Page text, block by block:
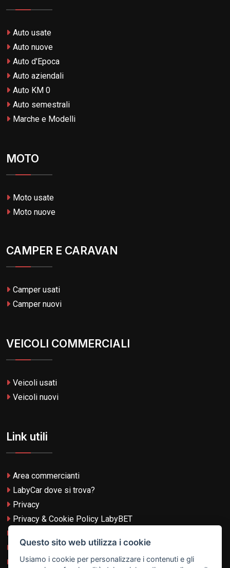
Auto usate
Auto nuove
Auto d'Epoca
Auto aziendali
Auto KM 0
Auto semestrali
Marche e Modelli
MOTO
Moto usate
Moto nuove
CAMPER E CARAVAN
Camper usati
Camper nuovi
VEICOLI COMMERCIALI
Veicoli usati
Veicoli nuovi
Link utili
Area commercianti
LabyCar dove si trova?
Privacy
Privacy & Cookie Policy LabyBET
Termini e Condizioni LabyBET
Login con TikTok
Questo sito web utilizza i cookie
Usiamo i cookie per personalizzare i contenuti e gli